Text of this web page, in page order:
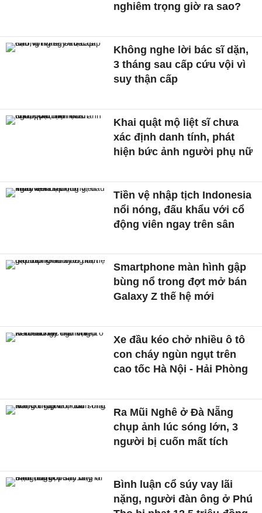
nghiêm trọng giờ ra sao?
Không nghe lời bác sĩ dặn,
3 tháng sau cấp cứu vội vì
suy thận cấp
Khai quật mộ liệt sĩ chưa
xác định danh tính, phát
hiện bức ảnh người phụ nữ
Tiền vệ nhập tịch Indonesia
nổi nóng, đấu khẩu với cổ
động viên ngay trên sân
Smartphone màn hình gập
bùng nổ trong đợt mở bán
Galaxy Z thế hệ mới
Xe đầu kéo chở nhiều ô tô
con cháy ngùn ngụt trên
cao tốc Hà Nội - Hải Phòng
Ra Mũi Nghê ở Đà Nẵng
chụp ảnh lúc sóng lớn, 3
người bị cuốn mất tích
Bình luận cổ súy vay lãi
nặng, người đàn ông ở Phú